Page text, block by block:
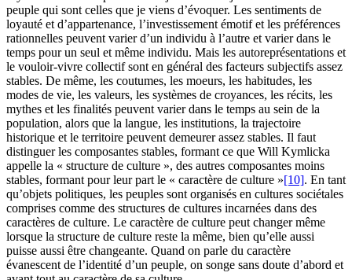
peuple qui sont celles que je viens d’évoquer. Les sentiments de
loyauté et d’appartenance, l’investissement émotif et les préférences
rationnelles peuvent varier d’un individu à l’autre et varier dans le
temps pour un seul et même individu. Mais les autoreprésentations et
le vouloir-vivre collectif sont en général des facteurs subjectifs assez
stables. De même, les coutumes, les moeurs, les habitudes, les
modes de vie, les valeurs, les systèmes de croyances, les récits, les
mythes et les finalités peuvent varier dans le temps au sein de la
population, alors que la langue, les institutions, la trajectoire
historique et le territoire peuvent demeurer assez stables. Il faut
distinguer les composantes stables, formant ce que Will Kymlicka
appelle la « structure de culture », des autres composantes moins
stables, formant pour leur part le « caractère de culture »[10]. En tant
qu’objets politiques, les peuples sont organisés en cultures sociétales
comprises comme des structures de cultures incarnées dans des
caractères de culture. Le caractère de culture peut changer même
lorsque la structure de culture reste la même, bien qu’elle aussi
puisse aussi être changeante. Quand on parle du caractère
évanescent de l’identité d’un peuple, on songe sans doute d’abord et